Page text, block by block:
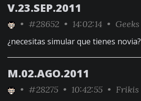
V.23.SEP.2011
• #28652 • 14:02:14 • Geeks
¿necesitas simular que tienes novia?
M.02.AGO.2011
• #28275 • 10:42:55 • Frikis